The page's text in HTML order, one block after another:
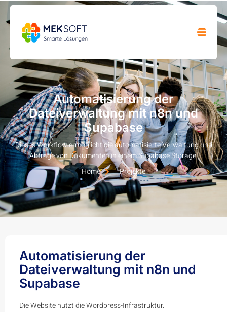
Automatisierung der
Dateiverwaltung mit n8n und
Supabase
Dieses Workflow ermöglicht die automatisierte Verwaltung und
Abfrage von Dokumenten in einem Supabase Storage.
Home
Projekte
Automatisierung der
Dateiverwaltung mit n8n und
Supabase
Die Website nutzt die Wordpress-Infrastruktur.